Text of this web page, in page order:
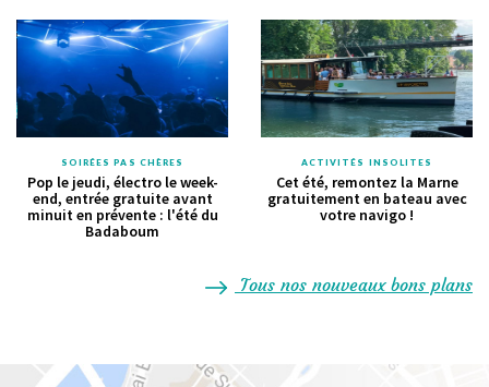
SOIRÉES PAS CHÈRES
Pop le jeudi, électro le week-
end, entrée gratuite avant
minuit en prévente : l'été du
Badaboum
ACTIVITÉS INSOLITES
Cet été, remontez la Marne
gratuitement en bateau avec
votre navigo !
Tous nos nouveaux bons plans